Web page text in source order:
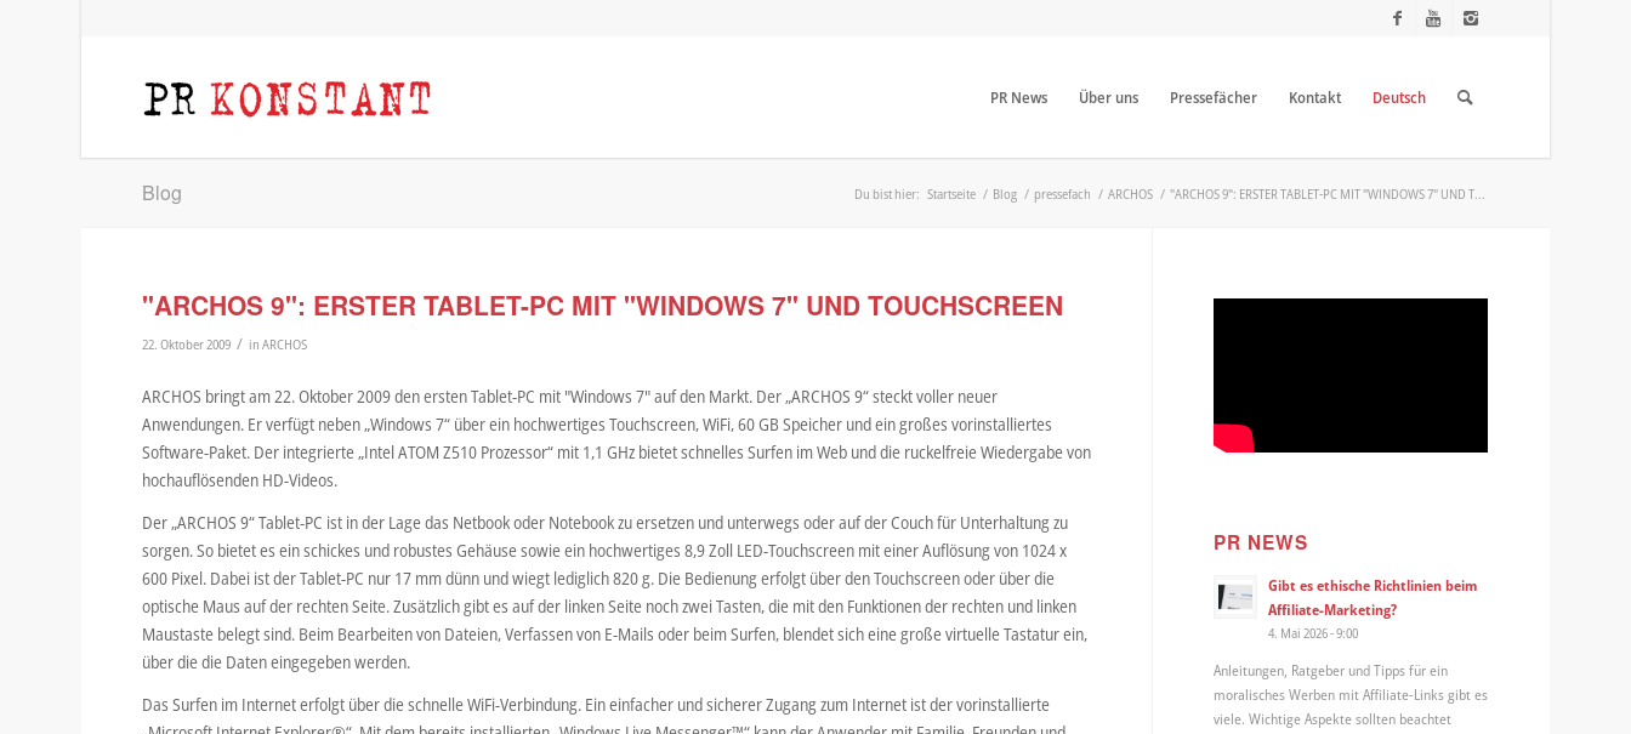
PR News Über uns Pressefächer Kontakt Deutsch
Blog Du bist hier: Startseite / Blog / pressefach / ARCHOS / "ARCHOS 9": ERSTER TABLET-PC MIT "WINDOWS 7" UND T...
"ARCHOS 9": ERSTER TABLET-PC MIT "WINDOWS 7" UND TOUCHSCREEN
22. Oktober 2009 / inARCHOS
ARCHOS bringt am 22. Oktober 2009 den ersten Tablet-PC mit "Windows 7" auf den Markt. Der „ARCHOS 9“ steckt voller neuer
Anwendungen. Er verfügt neben „Windows 7“ über ein hochwertiges Touchscreen, WiFi, 60 GB Speicher und ein großes vorinstalliertes
Software-Paket. Der integrierte „Intel ATOM Z510 Prozessor“ mit 1,1 GHz bietet schnelles Surfen im Web und die ruckelfreie Wiedergabe von
hochauflösenden HD-Videos.
Der „ARCHOS 9“ Tablet-PC ist in der Lage das Netbook oder Notebook zu ersetzen und unterwegs oder auf der Couch für Unterhaltung zu
sorgen. So bietet es ein schickes und robustes Gehäuse sowie ein hochwertiges 8,9 Zoll LED-Touchscreen mit einer Auflösung von 1024 x
600 Pixel. Dabei ist der Tablet-PC nur 17 mm dünn und wiegt lediglich 820 g. Die Bedienung erfolgt über den Touchscreen oder über die
optische Maus auf der rechten Seite. Zusätzlich gibt es auf der linken Seite noch zwei Tasten, die mit den Funktionen der rechten und linken
Maustaste belegt sind. Beim Bearbeiten von Dateien, Verfassen von E-Mails oder beim Surfen, blendet sich eine große virtuelle Tastatur ein,
über die die Daten eingegeben werden.
Das Surfen im Internet erfolgt über die schnelle WiFi-Verbindung. Ein einfacher und sicherer Zugang zum Internet ist der vorinstallierte
PR NEWS
Gibt es ethische Richtlinien beim
Affiliate-Marketing?
4. Mai 2026 - 9:00
Anleitungen, Ratgeber und Tipps für ein
moralisches Werben mit Affiliate-Links gibt es
viele. Wichtige Aspekte sollten beachtet